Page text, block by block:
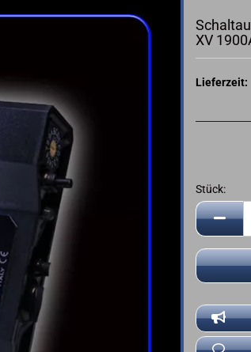
➤ Akkus
➤ Service
➤ Deutsche Anleitung
KAWASAKI
YAMAHA
XV
Lieferzeit:
Stück:
Stück